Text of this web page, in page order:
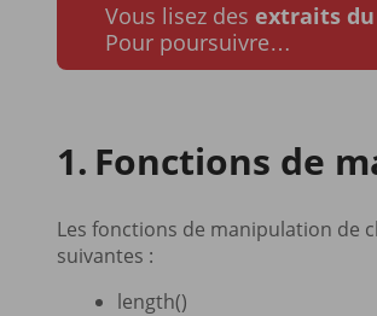
Vous lisez des extraits
Pour poursuivre…
Fonctions de
Les fonctions de manipulation de
suivantes :
length()